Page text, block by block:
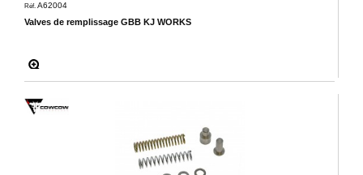
Valves de remplissage GBB KJ WORKS
Réf. A62004